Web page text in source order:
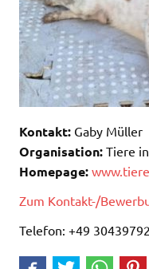
Kontakt: Gaby Müller
Organisation: Tiere
Homepage:
Zum Kontakt-/
Telefon: +49